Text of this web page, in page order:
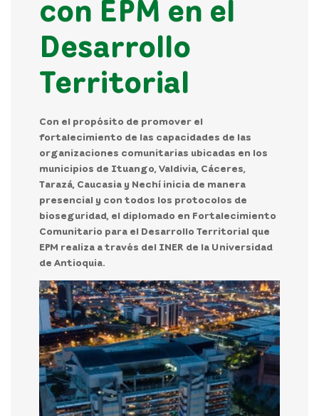
con EPM en el
Desarrollo
Territorial
Con el propósito de promover el
fortalecimiento de las capacidades de las
organizaciones comunitarias ubicadas en los
municipios de Ituango, Valdivia, Cáceres,
Tarazá, Caucasia y Nechí inicia de manera
presencial y con todos los protocolos de
bioseguridad, el diplomado en Fortalecimiento
Comunitario para el Desarrollo Territorial que
EPM realiza a través del INER de la Universidad
de Antioquia.